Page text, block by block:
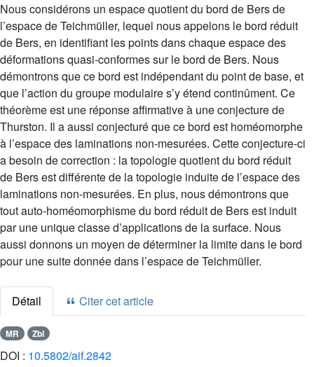
Nous considérons un espace quotient du bord de Bers de
l’espace de Teichmüller, lequel nous appelons le bord réduit
de Bers, en identifiant les points dans chaque espace des
déformations quasi-conformes sur le bord de Bers. Nous
démontrons que ce bord est indépendant du point de base, et
que l’action du groupe modulaire s’y étend continûment. Ce
théorème est une réponse affirmative à une conjecture de
Thurston. Il a aussi conjecturé que ce bord est homéomorphe
à l’espace des laminations non-mesurées. Cette conjecture-ci
a besoin de correction : la topologie quotient du bord réduit
de Bers est différente de la topologie induite de l’espace des
laminations non-mesurées. En plus, nous démontrons que
tout auto-homéomorphisme du bord réduit de Bers est induit
par une unique classe d’applications de la surface. Nous
aussi donnons un moyen de déterminer la limite dans le bord
pour une suite donnée dans l’espace de Teichmüller.
Détail Citer cet article
MR Zbl
DOI : 10.5802/aif.2842